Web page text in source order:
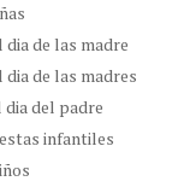
de las madre
de las madres
dia del padre
infantiles